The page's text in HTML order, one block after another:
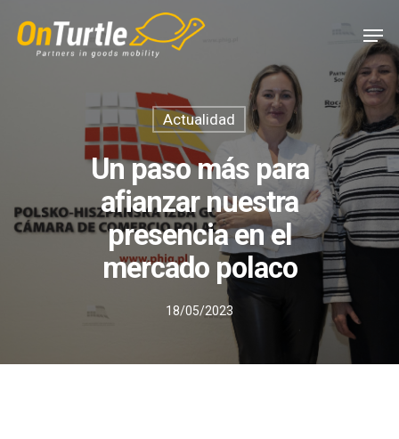
main
Actualidad
Un paso más para
afianzar nuestra
presencia en el
mercado polaco
18/05/2023